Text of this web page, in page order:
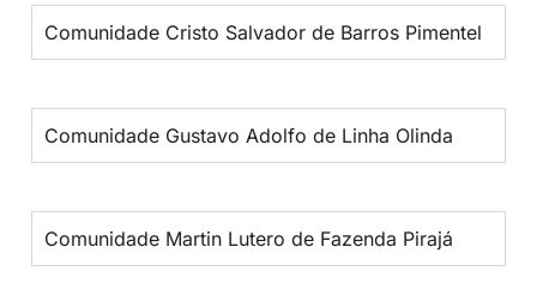
Comunidade Cristo Salvador de Barros Pimentel
Comunidade Gustavo Adolfo de Linha Olinda
Comunidade Martin Lutero de Fazenda Pirajá